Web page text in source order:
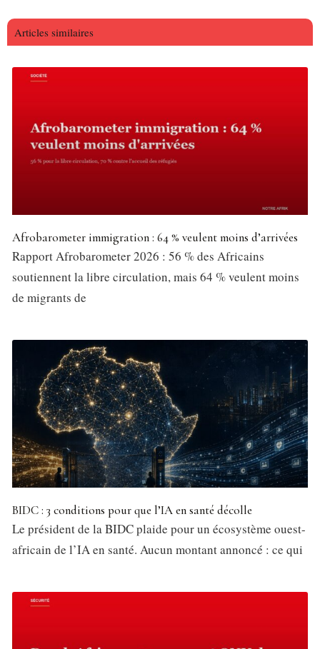
Articles similaires
Afrobarometer immigration : 64 % veulent moins d’arrivées
Rapport Afrobarometer 2026 : 56 % des Africains
soutiennent la libre circulation, mais 64 % veulent moins
de migrants de
BIDC : 3 conditions pour que l’IA en santé décolle
Le président de la BIDC plaide pour un écosystème ouest-
africain de l’IA en santé. Aucun montant annoncé : ce qui